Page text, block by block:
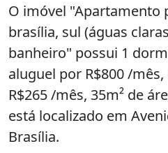
O imóvel "Apartamento
brasília, sul (águas
banheiro" possui 1
aluguel por R$800 /
R$265 /mês, 35m² de
está localizado em
Brasília.